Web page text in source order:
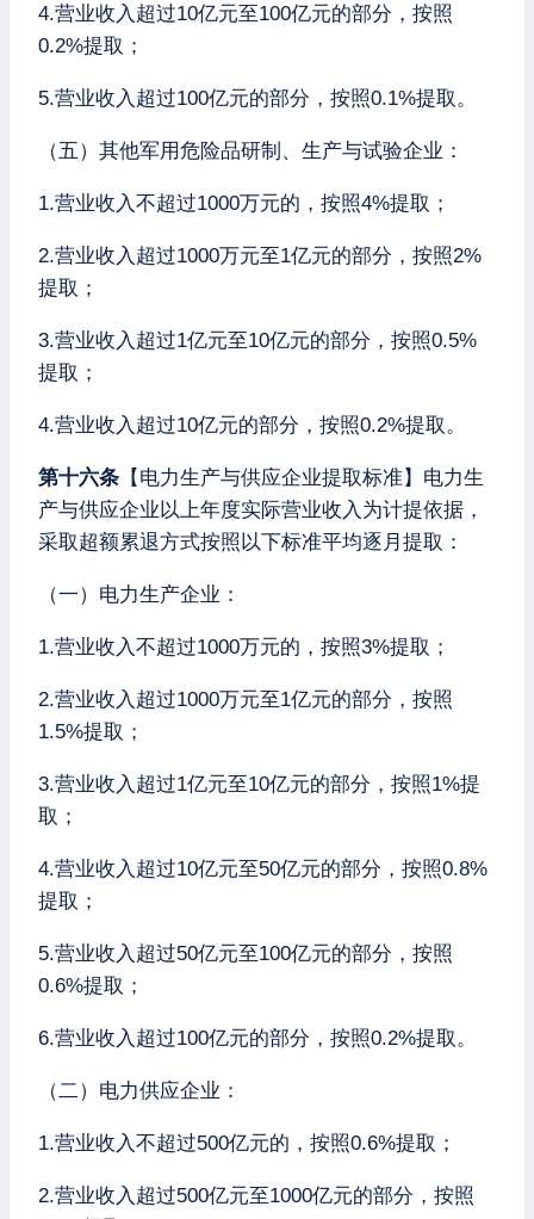
4.营业收入超过10亿元至100亿元的部分，按照
0.2%提取；
5.营业收入超过100亿元的部分，按照0.1%提取。
（五）其他军用危险品研制、生产与试验企业：
1.营业收入不超过1000万元的，按照4%提取；
2.营业收入超过1000万元至1亿元的部分，按照2%
提取；
3.营业收入超过1亿元至10亿元的部分，按照0.5%
提取；
4.营业收入超过10亿元的部分，按照0.2%提取。
第十六条 【电力生产与供应企业提取标准】电力生
产与供应企业以上年度实际营业收入为计提依据，
采取超额累退方式按照以下标准平均逐月提取：
（一）电力生产企业：
1.营业收入不超过1000万元的，按照3%提取；
2.营业收入超过1000万元至1亿元的部分，按照
1.5%提取；
3.营业收入超过1亿元至10亿元的部分，按照1%提
取；
4.营业收入超过10亿元至50亿元的部分，按照0.8%
提取；
5.营业收入超过50亿元至100亿元的部分，按照
0.6%提取；
6.营业收入超过100亿元的部分，按照0.2%提取。
（二）电力供应企业：
1.营业收入不超过500亿元的，按照0.6%提取；
2.营业收入超过500亿元至1000亿元的部分，按照